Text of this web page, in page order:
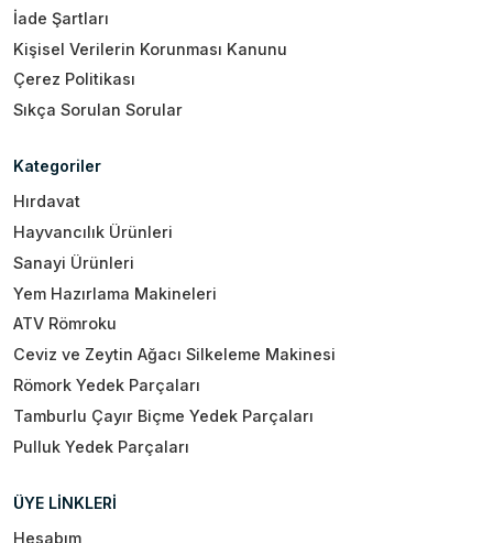
İade Şartları
Kişisel Verilerin Korunması Kanunu
Çerez Politikası
Sıkça Sorulan Sorular
Kategoriler
Hırdavat
Hayvancılık Ürünleri
Sanayi Ürünleri
Yem Hazırlama Makineleri
ATV Römroku
Ceviz ve Zeytin Ağacı Silkeleme Makinesi
Römork Yedek Parçaları
Tamburlu Çayır Biçme Yedek Parçaları
Pulluk Yedek Parçaları
ÜYE LİNKLERİ
Hesabım